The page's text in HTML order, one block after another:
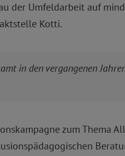
der Umfeldarbeit auf
Kotti.
in den vergangenen
zum Thema